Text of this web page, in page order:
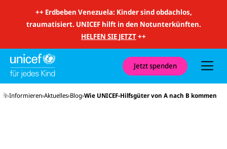
++ Erdbeben Venezuela: Kinder sind obdachlos,
traumatisiert. UNICEF hilft in den Notunterkünften.
HELFEN SIE JETZT++
Jetzt spenden
h
u
d
a
Startseite
Informieren Aktuelles Blog Wie UNICEF-Hilfsgüter von A nach B kommen